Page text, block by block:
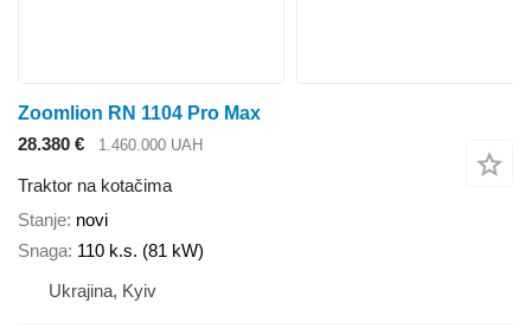
Zoomlion RN 1104 Pro Max
28.380 €
1.460.000 UAH
Traktor na kotačima
Stanje novi
Snaga 110 k.s. (81 kW)
Ukrajina, Kyiv